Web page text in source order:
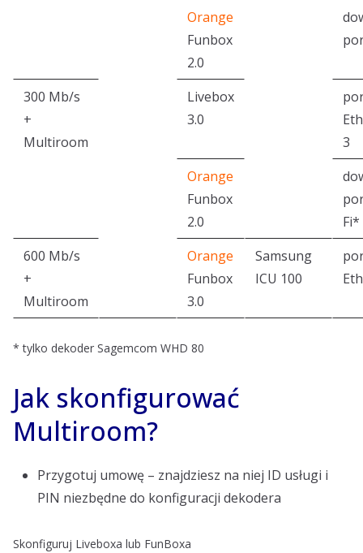
Orange
Funbox
2.0
300 Mb/s
+
Multiroom
Livebox
3.0
3
Orange
Funbox
2.0
Fi*
600 Mb/s
+
Multiroom
Orange
Funbox
3.0
Samsung
ICU 100
* tylko dekoder Sagemcom WHD 80
Jak skonfigurować
Multiroom?
Przygotuj umowę – znajdziesz na niej ID usługi i
PIN niezbędne do konfiguracji dekodera
Skonfiguruj Liveboxa lub FunBoxa